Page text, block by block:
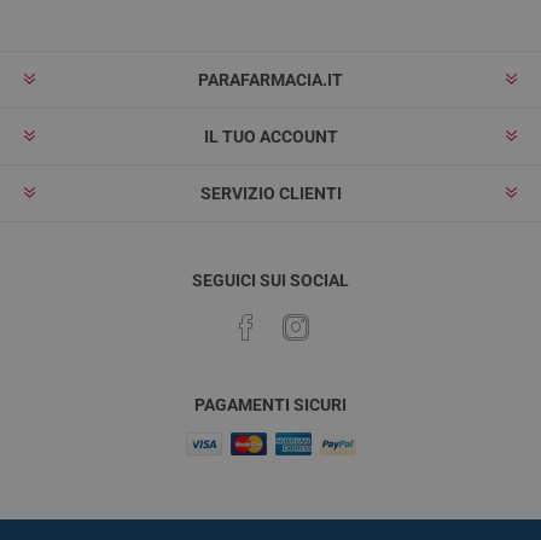
PARAFARMACIA.IT
IL TUO ACCOUNT
SERVIZIO CLIENTI
SEGUICI SUI SOCIAL
PAGAMENTI SICURI